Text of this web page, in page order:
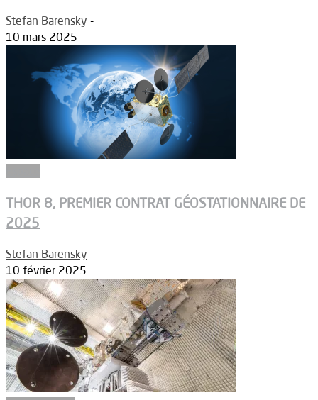
Stefan Barensky -
10 mars 2025
THOR 8, PREMIER CONTRAT GÉOSTATIONNAIRE DE
2025
Stefan Barensky -
10 février 2025